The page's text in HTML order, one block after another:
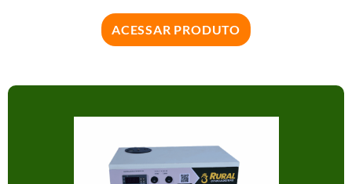
ACESSAR PRODUTO